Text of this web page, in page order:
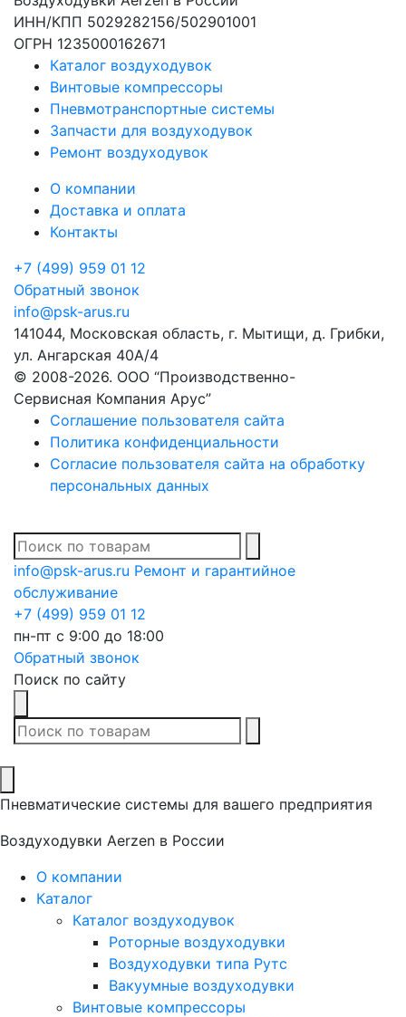
ИНН/КПП 5029282156/502901001
ОГРН 1235000162671
Каталог воздуходувок
Винтовые компрессоры
Пневмотранспортные системы
Запчасти для воздуходувок
Ремонт воздуходувок
О компании
Доставка и оплата
Контакты
+7 (499) 959 01 12
Обратный звонок
info@psk-arus.ru
141044, Московская область, г. Мытищи, д. Грибки,
ул. Ангарская 40А/4
© 2008-2026. ООО “Производственно-
Сервисная Компания Арус”
Соглашение пользователя сайта
Политика конфиденциальности
Согласие пользователя сайта на обработку
персональных данных
info@psk-arus.ru Ремонт и гарантийное
обслуживание
+7 (499) 959 01 12
пн-пт с 9:00 до 18:00
Обратный звонок
Поиск по сайту
Пневматические системы для вашего предприятия
Воздуходувки Aerzen в России
О компании
Каталог
Каталог воздуходувок
Роторные воздуходувки
Воздуходувки типа Рутс
Вакуумные воздуходувки
Винтовые компрессоры